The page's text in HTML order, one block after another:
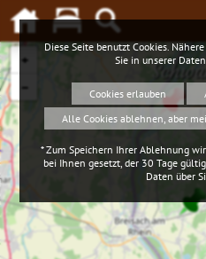
+
−
Diese Seite benutzt Cookies.
Sie in unserer
Cookies erlauben
Alle Cookies ablehnen, aber
* Zum Speichern Ihrer Ablehnung
bei Ihnen gesetzt, der 30 Tage
Daten über